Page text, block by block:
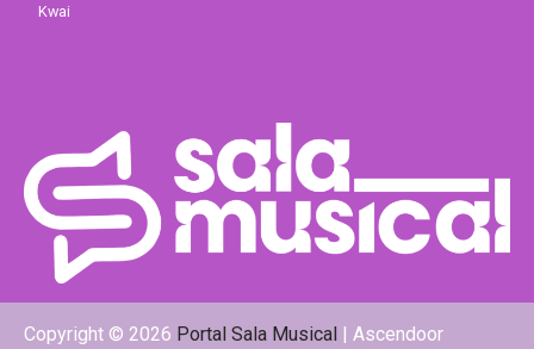
Kwai
Copyright © 2026 Portal Sala Musical
| Ascendoor